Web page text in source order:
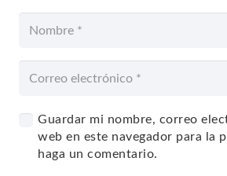
Guardar mi nombre, correo
web en este navegador para la
haga un comentario.